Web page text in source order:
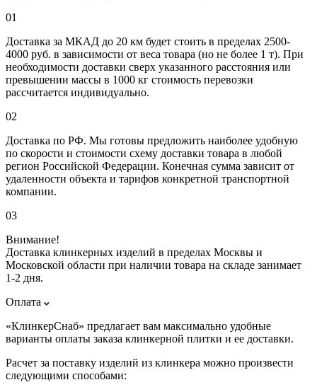
01
Доставка за МКАД до 20 км будет стоить в пределах 2500-
4000 руб. в зависимости от веса товара (но не более 1 т). При
необходимости доставки сверх указанного расстояния или
превышении массы в 1000 кг стоимость перевозки
рассчитается индивидуально.
02
Доставка по РФ. Мы готовы предложить наиболее удобную
по скорости и стоимости схему доставки товара в любой
регион Российской Федерации. Конечная сумма зависит от
удаленности объекта и тарифов конкретной транспортной
компании.
03
Внимание!
Доставка клинкерных изделий в пределах Москвы и
Московской области при наличии товара на складе занимает
1-2 дня.
Оплата
«КлинкерСнаб» предлагает вам максимально удобные
варианты оплаты заказа клинкерной плитки и ее доставки.
Расчет за поставку изделий из клинкера можно произвести
следующими способами: